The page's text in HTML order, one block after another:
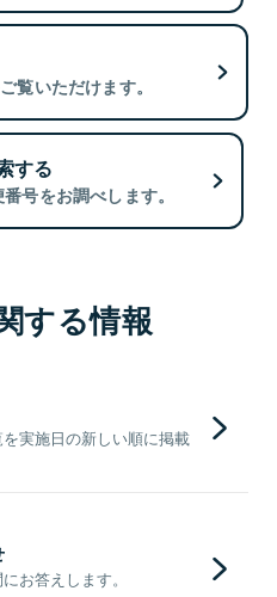
覧いただけます。
する
号をお調べします。
する情報
実施日の新しい順に掲載
お答えします。